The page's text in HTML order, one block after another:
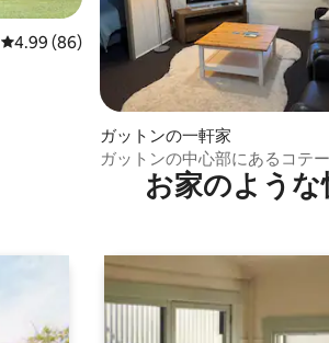
レビュー86件、5つ星中4.99つ星の平均評価
4.99 (86)
ガットンの一軒家
ガットンの中心部にあるコテ
お家のよう